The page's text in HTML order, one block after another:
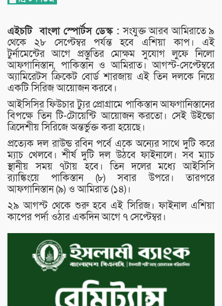
এইচটিবাংলাস্পোর্টসডেস্ক :সংযুক্ত আরব আমিরাতে ৯
থেকে ২৮ সেপ্টেম্বর পর্যন্ত হবে এশিয়া কাপ। এই
টুর্নামেন্টের আগে প্রস্তুতির মোক্ষম সুযোগ লুফে নিলো
আফগানিস্তান, পাকিস্তান ও আমিরাত। আগস্ট-সেপ্টেম্বরে
অ্যামিরেটস ক্রিকেট বোর্ড শারজায় এই তিন দলকে নিয়ে
একটি সিরিজ আয়োজন করবে।
আইসিসির ফিউচার ট্যুর প্রোগ্রামে পাকিস্তান আফগানিস্তানের
বিপক্ষে তিন টি-টোয়েন্টি আয়োজন করতো। সেই উইন্ডো
ত্রিদেশীয় সিরিজে অন্তর্ভুক্ত করা হয়েছে।
প্রত্যেক দল রাউন্ড রবিন পর্বে একে অন্যের সাথে দুটি করে
ম্যাচ খেলবে। শীর্ষ দুটি দল উঠবে ফাইনালে। সব ম্যাচ
স্থানীয় সময় ৭টায় হবে। তিন দলের মধ্যে আইসিসি
র‌্যাঙ্কিংয়ে পাকিস্তান (৮) সবার উপরে। তারপরে
আফগানিস্তান (৯) ও আমিরাত (১৪)।
২৯ আগস্ট থেকে শুরু হবে এই সিরিজ। ফাইনাল এশিয়া
কাপের পর্দা ওঠার একদিন আগে ৭ সেপ্টেম্বর।